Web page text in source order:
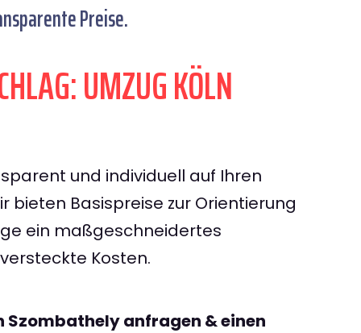
Preise.
UMZUG KÖLN
und individuell auf Ihren
bieten Basispreise zur Orientierung
ein maßgeschneidertes
Kosten.
Szombathely anfragen & einen